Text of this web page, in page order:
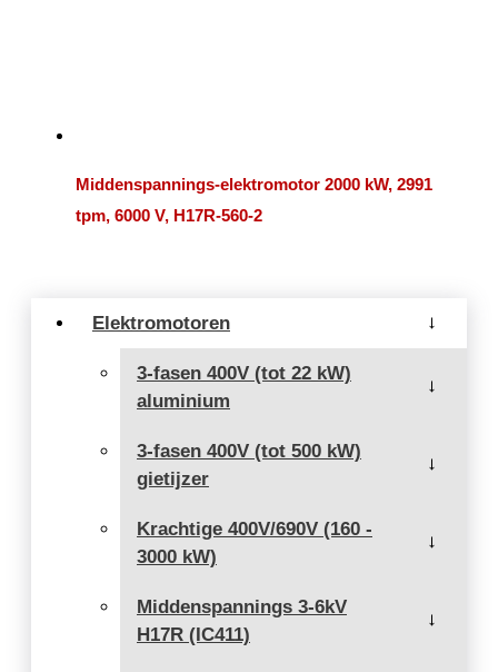
Elektromotoren →
3-fasen 400V (tot 22 kW)
aluminium
→
3-fasen 400V (tot 500 kW)
gietijzer
→
Krachtige 400V/690V (160 -
3000 kW)
→
Middenspannings 3-6kV
H17R (IC411)
→
Middenspannings-elektromotor 2000 kW, 2991
tpm, 6000 V, H17R-560-2